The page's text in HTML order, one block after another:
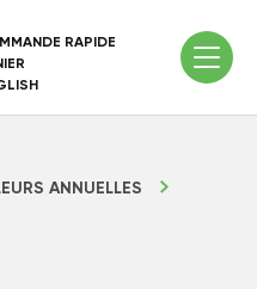
RAPIDE
ANNUELLES